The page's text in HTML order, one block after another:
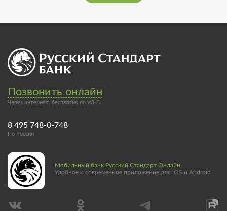
Позвонить онлайн
Через интернет, бесплатно по Wi-Fi
8 495 748-0-748
По России
Мобильный банк Русский Стандарт Онлайн
Удобное и современное приложение для iOS и Android